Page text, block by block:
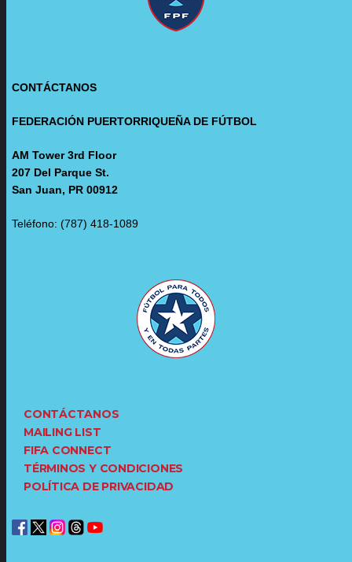
CONTÁCTANOS
FEDERACIÓN PUERTORRIQUEÑA DE FÚTBOL
AM Tower 3rd Floor
207 Del Parque St.
San Juan, PR 00912
Teléfono: (787) 418-1089
CONTÁCTANOS
MAILING LIST
FIFA CONNECT
TÉRMINOS Y CONDICIONES
POLÍTICA DE PRIVACIDAD